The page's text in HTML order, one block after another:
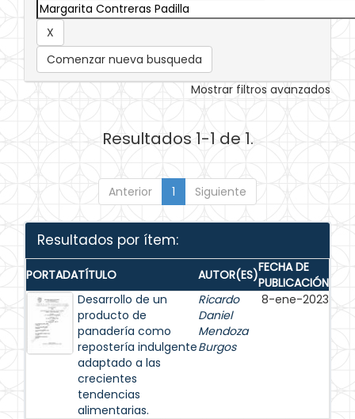
Comenzar nueva busqueda
Mostrar filtros avanzados
Resultados 1-1 de 1.
Anterior 1 Siguiente
Resultados por ítem:
PORTADATÍTULO AUTOR(ES)FECHA DE
PUBLICACIÓN
Desarrollo de un
producto de
panadería como
repostería indulgente
adaptado a las
crecientes
tendencias
alimentarias.
Ricardo
Daniel
Mendoza
Burgos
8-ene-2023